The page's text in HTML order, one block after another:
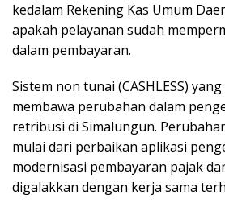
kedalam Rekening Kas Umum
apakah pelayanan sudah
dalam pembayaran.
Sistem non tunai (CASHLESS)
membawa perubahan dalam
retribusi di Simalungun.
mulai dari perbaikan aplikasi
modernisasi pembayaran pajak
digalakkan dengan kerja sama